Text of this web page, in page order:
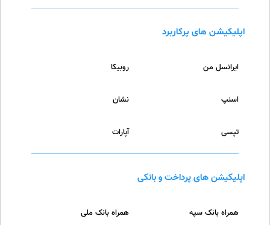
اپلیکیشن های پرکاربرد
روبیکا ایرانسل من
نشان اسنپ
آپارات تپسی
اپلیکیشن های پرداخت و بانکی
همراه بانک ملی همراه بانک سپه